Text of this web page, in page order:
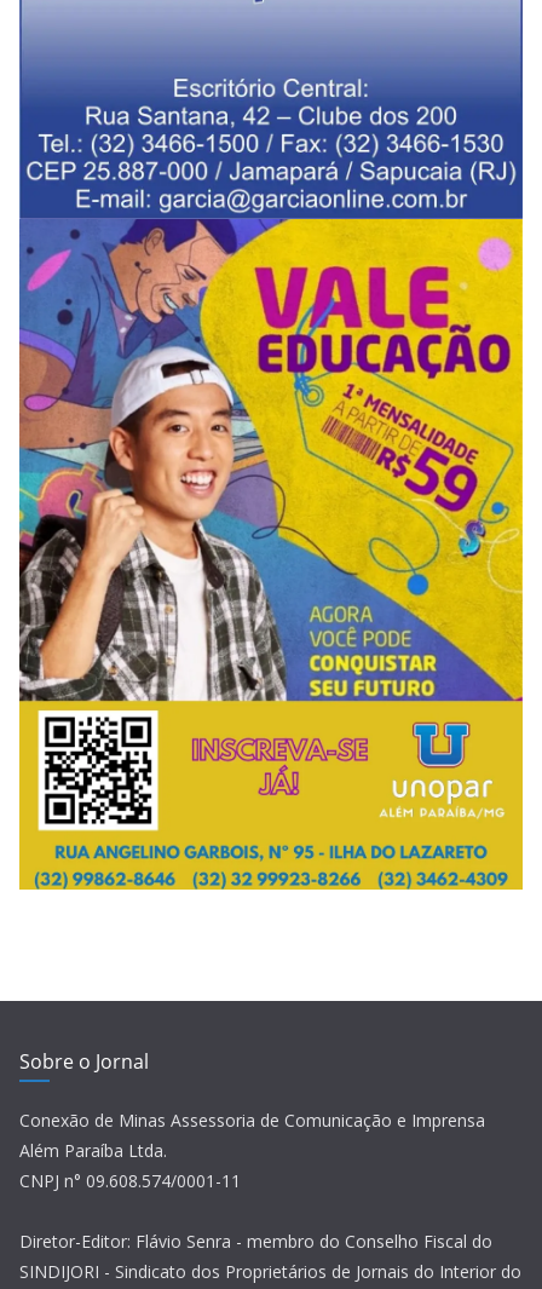
Sobre o Jornal
Conexão de Minas Assessoria de Comunicação e Imprensa
Além Paraíba Ltda.
CNPJ n° 09.608.574/0001-11
Diretor-Editor: Flávio Senra - membro do Conselho Fiscal do
SINDIJORI - Sindicato dos Proprietários de Jornais do Interior do